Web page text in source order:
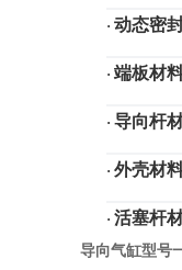
· 动态密
· 端板材
· 导向杆
· 外壳材
· 活塞杆
导向气缸型号